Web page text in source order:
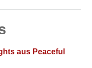
aus Peaceful